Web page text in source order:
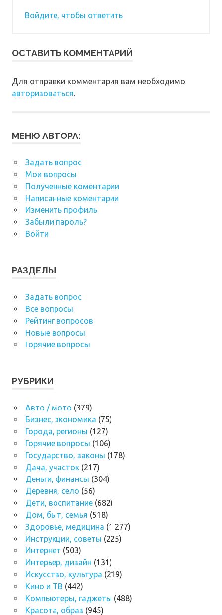
Войдите, чтобы ответить
ОСТАВИТЬ КОММЕНТАРИЙ
Для отправки комментария вам необходимо
авторизоваться
МЕНЮ АВТОРА:
Задать вопрос
Мои вопросы
Полученные коментарии
Написанные коментарии
Изменить профиль
Забыли пароль?
Войти
РАЗДЕЛЫ
Задать вопрос
Все вопросы
Рейтинг вопросов
Новые вопросы
Горячие вопросы
РУБРИКИ
Авто / мото (379)
Бизнес, экономика (75)
Города, регионы (127)
Горячие вопросы (106)
Государство, законы (178)
Дача, участок(217)
Деньги, финансы (304)
Деревня, село (56)
Дети, воспитание(682)
Дом, быт, семья (518)
Здоровье, медицина (1 277)
Инструкции, советы (225)
Интернет (503)
Интерьер, дизайн (131)
Искусство, культура (219)
Кино и ТВ (442)
Компьютеры, гаджеты (488)
Красота, образ (945)